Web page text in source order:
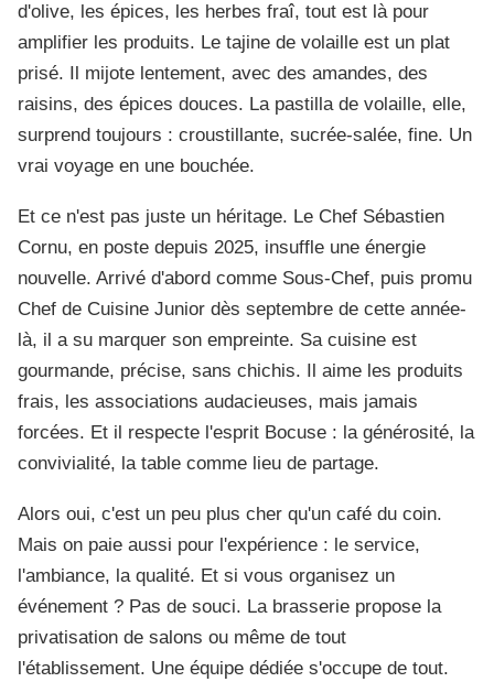
d'olive, les épices, les herbes fraî, tout est là pour
amplifier les produits. Le tajine de volaille est un plat
prisé. Il mijote lentement, avec des amandes, des
raisins, des épices douces. La pastilla de volaille, elle,
surprend toujours : croustillante, sucrée-salée, fine. Un
vrai voyage en une bouchée.
Et ce n'est pas juste un héritage. Le Chef Sébastien
Cornu, en poste depuis 2025, insuffle une énergie
nouvelle. Arrivé d'abord comme Sous-Chef, puis promu
Chef de Cuisine Junior dès septembre de cette année-
là, il a su marquer son empreinte. Sa cuisine est
gourmande, précise, sans chichis. Il aime les produits
frais, les associations audacieuses, mais jamais
forcées. Et il respecte l'esprit Bocuse : la générosité, la
convivialité, la table comme lieu de partage.
Alors oui, c'est un peu plus cher qu'un café du coin.
Mais on paie aussi pour l'expérience : le service,
l'ambiance, la qualité. Et si vous organisez un
événement ? Pas de souci. La brasserie propose la
privatisation de salons ou même de tout
l'établissement. Une équipe dédiée s'occupe de tout.